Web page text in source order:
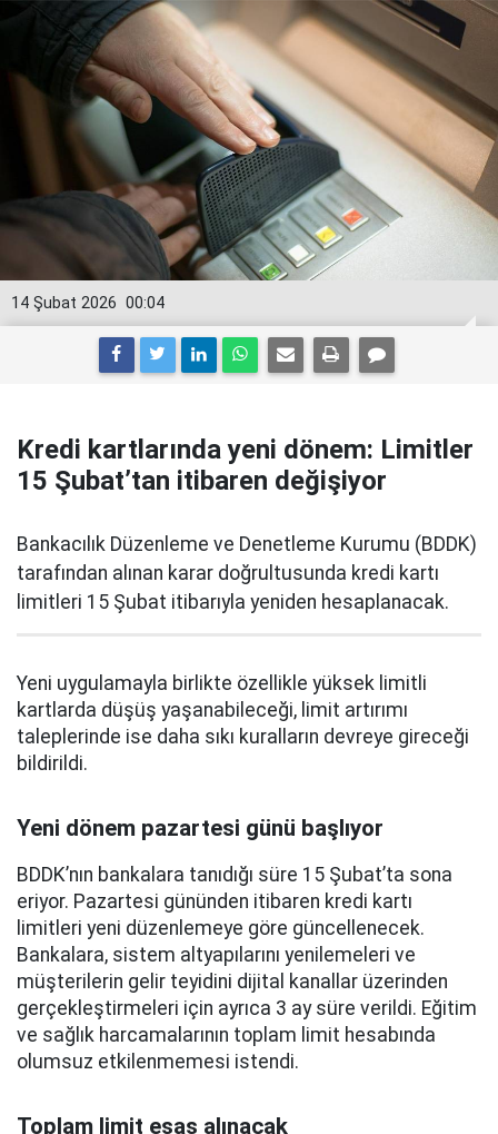
00:04
14 Şubat 2026
Kredi kartlarında yeni dönem: Limitler
15 Şubat’tan itibaren değişiyor
Bankacılık Düzenleme ve Denetleme Kurumu (BDDK)
tarafından alınan karar doğrultusunda kredi kartı
limitleri 15 Şubat itibarıyla yeniden hesaplanacak.
Yeni uygulamayla birlikte özellikle yüksek limitli
kartlarda düşüş yaşanabileceği, limit artırımı
taleplerinde ise daha sıkı kuralların devreye gireceği
bildirildi.
Yeni dönem pazartesi günü başlıyor
BDDK’nın bankalara tanıdığı süre 15 Şubat’ta sona
eriyor. Pazartesi gününden itibaren kredi kartı
limitleri yeni düzenlemeye göre güncellenecek.
Bankalara, sistem altyapılarını yenilemeleri ve
müşterilerin gelir teyidini dijital kanallar üzerinden
gerçekleştirmeleri için ayrıca 3 ay süre verildi. Eğitim
ve sağlık harcamalarının toplam limit hesabında
olumsuz etkilenmemesi istendi.
Toplam limit esas alınacak